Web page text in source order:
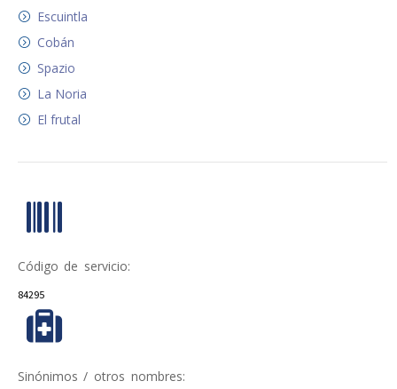
Escuintla
Cobán
Spazio
La Noria
El frutal
Código de servicio:
84295
Sinónimos / otros nombres: